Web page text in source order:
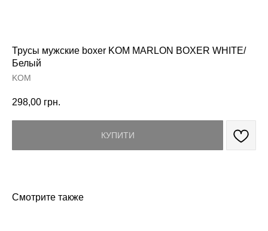
Трусы мужские boxer KOM MARLON BOXER WHITE/
Белый
KOM
298,00 грн.
КУПИТИ
Смотрите также